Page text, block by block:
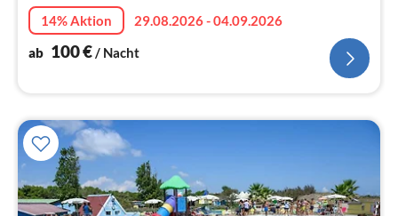
14% Aktion
29.08.2026 - 04.09.2026
ab 100€/ Nacht